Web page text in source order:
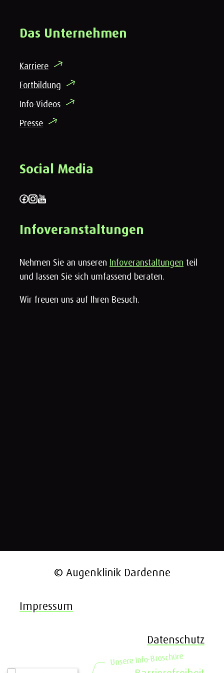
Das Unternehmen
Karriere
Fortbildung
Info-Videos
Presse
Social Media
Infoveranstaltungen
Nehmen Sie an unseren Infoveranstaltungen teil
und lassen Sie sich umfassend beraten.
Wir freuen uns auf Ihren Besuch.
© Augenklinik Dardenne
Impressum
Datenschutz
Unsere Info-Broschüre